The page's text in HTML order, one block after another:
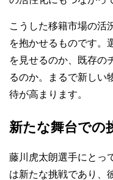
こうした移籍市場の活
を抱かせるものです。
を見せるのか、既存の
るのか。まるで新しい
待が高まります。
新たな舞台での
藤川虎太朗選手にとっ
は新たな挑戦であり、